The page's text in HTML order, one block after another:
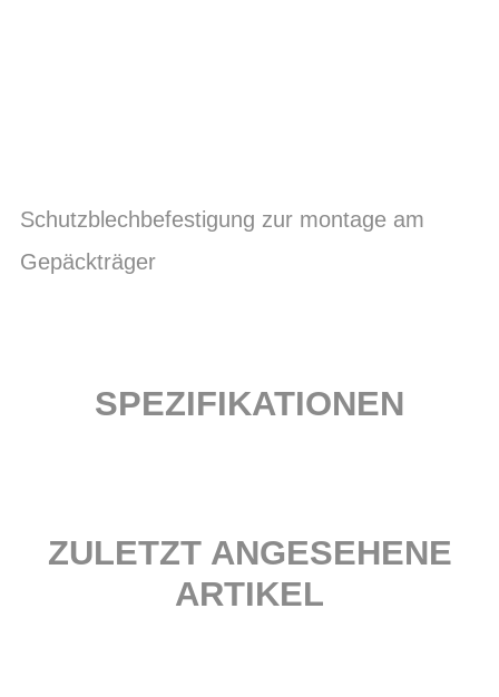
Schutzblechbefestigung zur montage am
Gepäckträger
SPEZIFIKATIONEN
ZULETZT ANGESEHENE
ARTIKEL